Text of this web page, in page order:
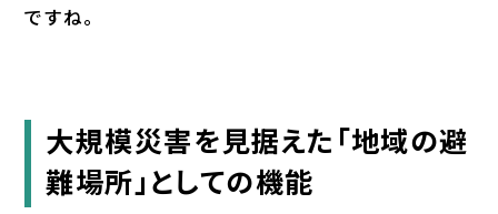
ですね。
大規模災害を見据えた「地域の避
難場所」としての機能